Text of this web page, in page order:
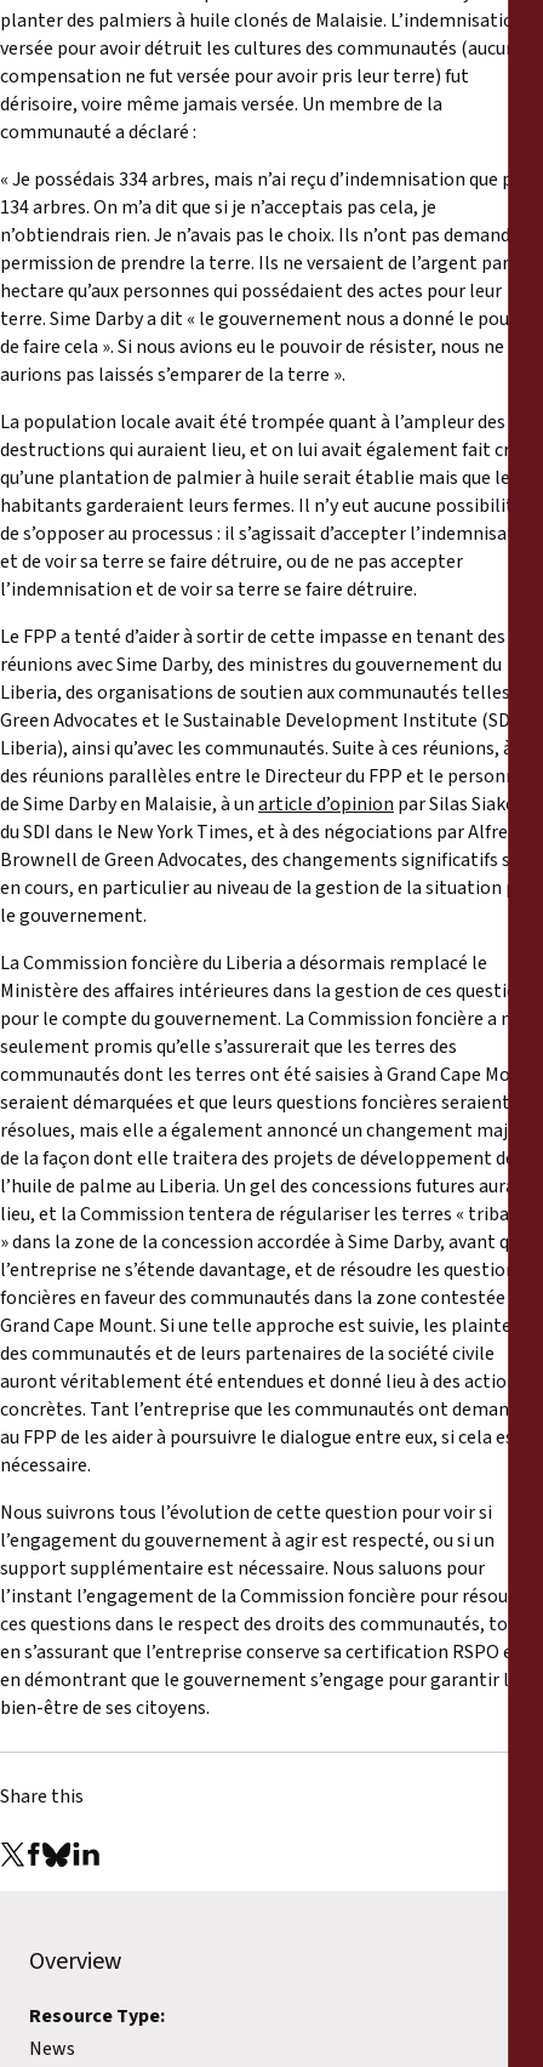
planter des palmiers à huile clonés de Malaisie. L’indemnisation
versée pour avoir détruit les cultures des communautés (aucune
compensation ne fut versée pour avoir pris leur terre) fut
dérisoire, voire même jamais versée. Un membre de la
communauté a déclaré :
« Je possédais 334 arbres, mais n’ai reçu d’indemnisation que pour
134 arbres. On m’a dit que si je n’acceptais pas cela, je
n’obtiendrais rien. Je n’avais pas le choix. Ils n’ont pas demandé la
permission de prendre la terre. Ils ne versaient de l’argent par
hectare qu’aux personnes qui possédaient des actes pour leur
terre. Sime Darby a dit « le gouvernement nous a donné le pouvoir
de faire cela ». Si nous avions eu le pouvoir de résister, nous ne les
aurions pas laissés s’emparer de la terre ».
La population locale avait été trompée quant à l’ampleur des
destructions qui auraient lieu, et on lui avait également fait croire
qu’une plantation de palmier à huile serait établie mais que les
habitants garderaient leurs fermes. Il n’y eut aucune possibilité
de s’opposer au processus : il s’agissait d’accepter l’indemnisation
et de voir sa terre se faire détruire, ou de ne pas accepter
l’indemnisation et de voir sa terre se faire détruire.
Le FPP a tenté d’aider à sortir de cette impasse en tenant des
réunions avec Sime Darby, des ministres du gouvernement du
Liberia, des organisations de soutien aux communautés telles que
Green Advocates et le Sustainable Development Institute (SDI,
Liberia), ainsi qu’avec les communautés. Suite à ces réunions, à
des réunions parallèles entre le Directeur du FPP et le personnel
de Sime Darby en Malaisie, à unarticle d’opinion par Silas Siakor
du SDI dans le New York Times, et à des négociations par Alfred
Brownell de Green Advocates, des changements significatifs sont
en cours, en particulier au niveau de la gestion de la situation par
le gouvernement.
La Commission foncière du Liberia a désormais remplacé le
Ministère des affaires intérieures dans la gestion de ces questions
pour le compte du gouvernement. La Commission foncière a non
seulement promis qu’elle s’assurerait que les terres des
communautés dont les terres ont été saisies à Grand Cape Mount
seraient démarquées et que leurs questions foncières seraient
résolues, mais elle a également annoncé un changement majeur
de la façon dont elle traitera des projets de développement de
l’huile de palme au Liberia. Un gel des concessions futures aura
lieu, et la Commission tentera de régulariser les terres « tribales
» dans la zone de la concession accordée à Sime Darby, avant que
l’entreprise ne s’étende davantage, et de résoudre les questions
foncières en faveur des communautés dans la zone contestée de
Grand Cape Mount. Si une telle approche est suivie, les plaintes
des communautés et de leurs partenaires de la société civile
auront véritablement été entendues et donné lieu à des actions
concrètes. Tant l’entreprise que les communautés ont demandé
au FPP de les aider à poursuivre le dialogue entre eux, si cela est
nécessaire.
Nous suivrons tous l’évolution de cette question pour voir si
l’engagement du gouvernement à agir est respecté, ou si un
support supplémentaire est nécessaire. Nous saluons pour
l’instant l’engagement de la Commission foncière pour résoudre
ces questions dans le respect des droits des communautés, tout
en s’assurant que l’entreprise conserve sa certification RSPO et
en démontrant que le gouvernement s’engage pour garantir le
bien-être de ses citoyens.
Share this
Overview
Resource Type:
News